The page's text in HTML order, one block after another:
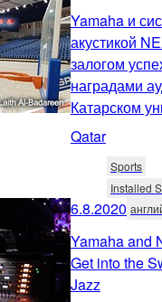
Yamaha и
акустикой
залогом
наградами
Катарском
Qatar
Sports
Installed
6.8.2020
Yamaha and
Get into the
Jazz